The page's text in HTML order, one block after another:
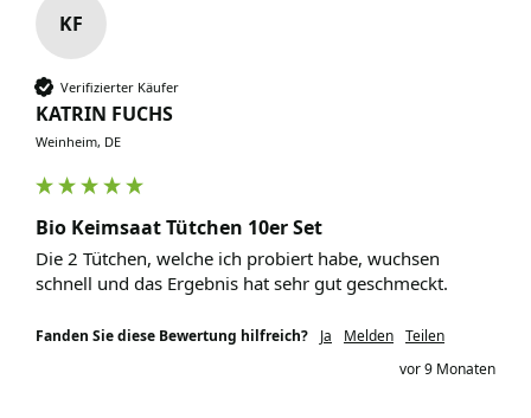
KF
Verifizierter Käufer
KATRIN FUCHS
Weinheim, DE
Bio Keimsaat Tütchen 10er Set
Die 2 Tütchen, welche ich probiert habe, wuchsen
schnell und das Ergebnis hat sehr gut geschmeckt.
Fanden Sie diese Bewertung hilfreich? Ja Melden Teilen
vor 9 Monaten